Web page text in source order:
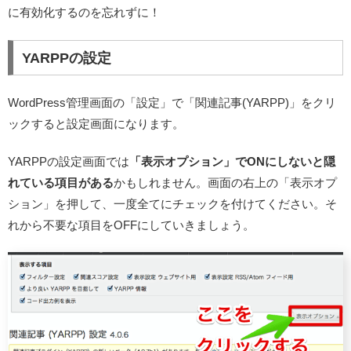
に有効化するのを忘れずに！
YARPPの設定
WordPress管理画面の「設定」で「関連記事(YARPP)」をクリ
ックすると設定画面になります。
YARPPの設定画面では 「表示オプション」でONにしないと隠
れている項目があるかもしれません。画面の右上の「表示オプ
ション」を押して、一度全てにチェックを付けてください。そ
れから不要な項目をOFFにしていきましょう。